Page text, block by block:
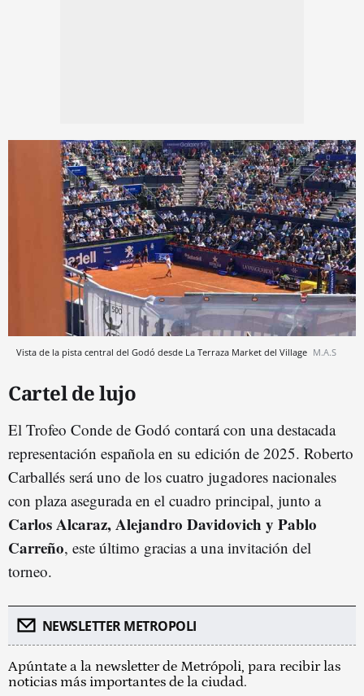
Vista de la pista central del Godó desde La Terraza Market del Village M.A.S
Cartel de lujo
El Trofeo Conde de Godó contará con una destacada
representación española en su edición de 2025. Roberto
Carballés será uno de los cuatro jugadores nacionales
con plaza asegurada en el cuadro principal, junto a
Carlos Alcaraz, Alejandro Davidovich y Pablo
Carreño, este último gracias a una invitación del
torneo.
NEWSLETTER METROPOLI
Apúntate a la newsletter de Metrópoli, para recibir las
noticias más importantes de la ciudad.